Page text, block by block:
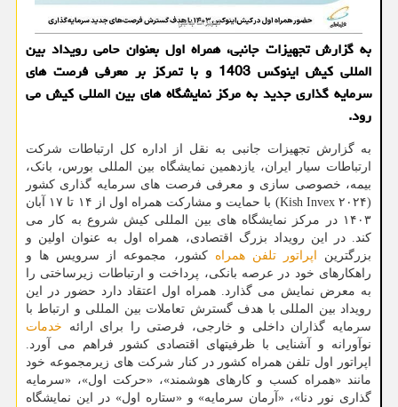
به گزارش تجهیزات جانبی، همراه اول بعنوان حامی رویداد بین
المللی کیش اینوکس 1403 و با تمرکز بر معرفی فرصت های
سرمایه گذاری جدید به مرکز نمایشگاه های بین المللی کیش می
رود.
به گزارش تجهیزات جانبی به نقل از اداره کل ارتباطات شرکت
ارتباطات سیار ایران، یازدهمین نمایشگاه بین المللی بورس، بانک،
بیمه، خصوصی سازی و معرفی فرصت های سرمایه گذاری کشور
(Kish Invex ۲۰۲۴) با حمایت و مشارکت همراه اول از ۱۴ تا ۱۷ آبان
۱۴۰۳ در مرکز نمایشگاه های بین المللی کیش شروع به کار می
کند. در این رویداد بزرگ اقتصادی، همراه اول به عنوان اولین و
بزرگترین اپراتور تلفن همراه کشور، مجموعه از سرویس ها و
راهکارهای خود در عرصه بانکی، پرداخت و ارتباطات زیرساختی را
به معرض نمایش می گذارد. همراه اول اعتقاد دارد حضور در این
رویداد بین المللی با هدف گسترش تعاملات بین المللی و ارتباط با
سرمایه گذاران داخلی و خارجی، فرصتی را برای ارائه خدمات
نوآورانه و آشنایی با ظرفیتهای اقتصادی کشور فراهم می آورد.
اپراتور اول تلفن همراه کشور در کنار شرکت های زیرمجموعه خود
مانند «همراه کسب و کارهای هوشمند»، «حرکت اول»، «سرمایه
گذاری نور دنا»، «آرمان سرمایه» و «ستاره اول» در این نمایشگاه